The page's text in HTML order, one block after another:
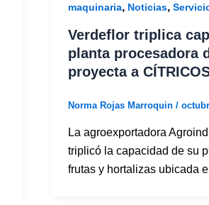
maquinaria, Noticias,
Verdeflor triplica
planta procesadora
proyecta a
Norma Rojas Marroquin /
La agroexportadora
triplicó la capacidad de su
frutas y hortalizas ubicada